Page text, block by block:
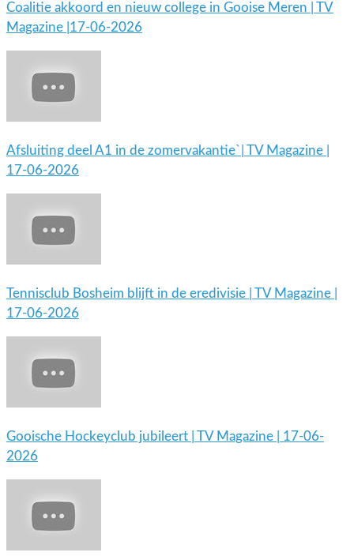
Coalitie akkoord en nieuw college in Gooise Meren | TV
Magazine |17-06-2026
Afsluiting deel A1 in de zomervakantie`| TV Magazine |
17-06-2026
Tennisclub Bosheim blijft in de eredivisie | TV Magazine |
17-06-2026
Gooische Hockeyclub jubileert | TV Magazine | 17-06-
2026